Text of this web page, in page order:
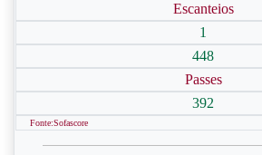
Escanteios
1
448
Passes
392
Fonte:Sofascore